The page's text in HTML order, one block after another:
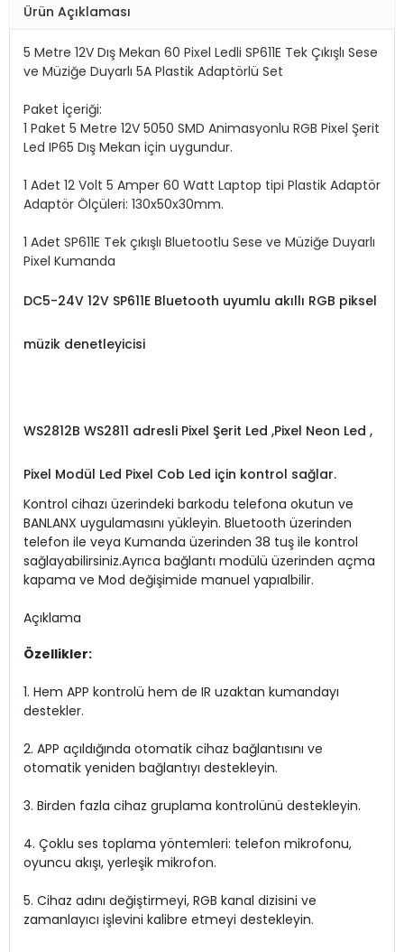
Ürün Açıklaması
5 Metre 12V Dış Mekan 60 Pixel Ledli SP611E Tek Çıkışlı Sese
ve Müziğe Duyarlı 5A Plastik Adaptörlü Set
Paket İçeriği:
1 Paket 5 Metre 12V 5050 SMD Animasyonlu RGB Pixel Şerit
Led IP65 Dış Mekan için uygundur.
1 Adet 12 Volt 5 Amper 60 Watt Laptop tipi Plastik Adaptör
Adaptör Ölçüleri: 130x50x30mm.
1 Adet SP611E Tek çıkışlı Bluetootlu Sese ve Müziğe Duyarlı
Pixel Kumanda
DC5-24V 12V SP611E Bluetooth uyumlu akıllı RGB piksel
müzik denetleyicisi
WS2812B WS2811 adresli Pixel Şerit Led ,Pixel Neon Led ,
Pixel Modül Led Pixel Cob Led için kontrol sağlar.
Kontrol cihazı üzerindeki barkodu telefona okutun ve
BANLANX uygulamasını yükleyin. Bluetooth üzerinden
telefon ile veya Kumanda üzerinden 38 tuş ile kontrol
sağlayabilirsiniz.Ayrıca bağlantı modülü üzerinden açma
kapama ve Mod değişimide manuel yapıalbilir.
Açıklama
Özellikler:
1. Hem APP kontrolü hem de IR uzaktan kumandayı
destekler.
2. APP açıldığında otomatik cihaz bağlantısını ve
otomatik yeniden bağlantıyı destekleyin.
3. Birden fazla cihaz gruplama kontrolünü destekleyin.
4. Çoklu ses toplama yöntemleri: telefon mikrofonu,
oyuncu akışı, yerleşik mikrofon.
5. Cihaz adını değiştirmeyi, RGB kanal dizisini ve
zamanlayıcı işlevini kalibre etmeyi destekleyin.